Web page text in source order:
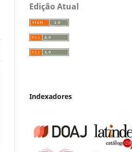
Edição Atual
Indexadores